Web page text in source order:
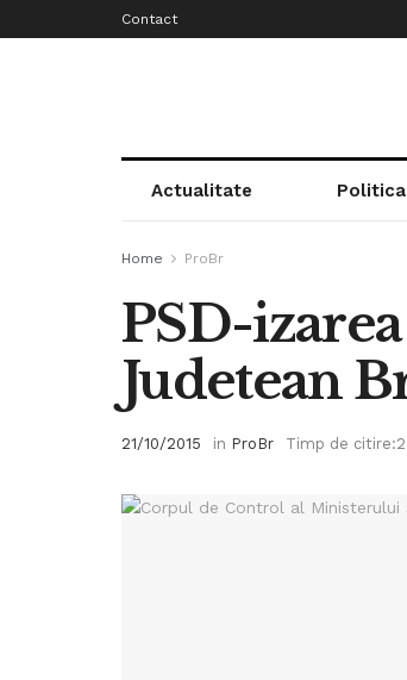
Contact
Actualitate Politica
Home ProBr
PSD-
Judetean
21/10/2015 in ProBr Timp de